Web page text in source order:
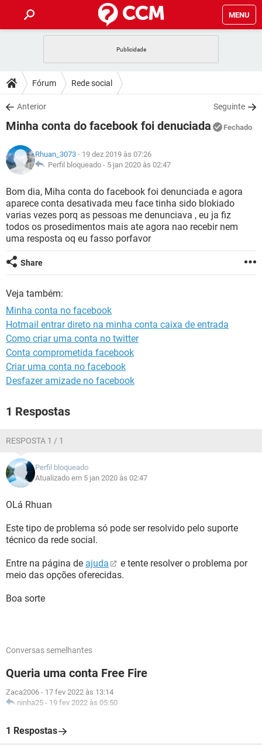
MENU
CELULAR
OUTLOOK
INSTAGRAM GMAIL
GUIA DE COMPRAS
DICAS
JOGOS
INSTAGRAM GMAIL
GUIA DE COMPRAS
DOWNLOADS
JOGOS WHATSAPP
CELULAR
OUTLOOK EXCEL
INSTAGRAM GMAIL
GUIA DE COMPRAS
JOGOS WHATSAPP
CELULAR
OUTLOOK EXCEL
INSTAGRAM GMAIL
GUIA DE COMPRAS
GLOSSÁRIO
JOGOS WHATSAPP
CELULAR FACEBOOK
OUTLOOK EXCEL
INSTAGRAM
GUIA DE COMPRAS
Fórum Rede social
Anterior Seguinte
Minha conta do facebook foi denuciada Fechado
Rhuan_3073 - 19 dez 2019 às 07:26
Perfil bloqueado - 5 jan 2020 às 02:47
Bom dia, Miha conta do facebook foi denunciada e agora
aparece conta desativada meu face tinha sido blokiado
varias vezes porq as pessoas me denunciava , eu ja fiz
todos os prosedimentos mais ate agora nao recebir nem
uma resposta oq eu fasso porfavor
Share
Veja também:
Minha conta no facebook
Hotmail entrar direto na minha conta caixa de entrada
Como criar uma conta no twitter
Conta comprometida facebook
Criar uma conta no facebook
Desfazer amizade no facebook
1 Respostas
RESPOSTA 1 / 1
Perfil bloqueado
Atualizado em 5 jan 2020 às 02:47
OLá Rhuan
Este tipo de problema só pode ser resolvido pelo suporte
técnico da rede social.
Entre na página de ajuda
e tente resolver o problema por
meio das opções oferecidas.
Boa sorte
Conversas semelhantes
Queria uma conta Free Fire
Zaca2006 - 17 fev 2022 às 13:14
ninha25 - 19 fev 2022 às 05:50
1 Respostas